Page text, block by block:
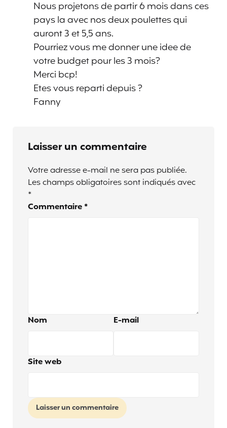
Nous projetons de partir 6 mois dans ces
pays la avec nos deux poulettes qui
auront 3 et 5,5 ans.
Pourriez vous me donner une idee de
votre budget pour les 3 mois?
Merci bcp!
Etes vous reparti depuis ?
Fanny
Laisser un commentaire
Votre adresse e-mail ne sera pas publiée.
Les champs obligatoires sont indiqués avec
*
Commentaire *
Nom E-mail
Site web